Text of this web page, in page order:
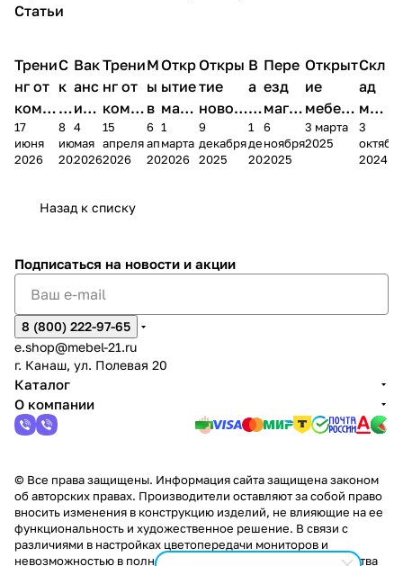
Статьи
Трени
нг от
комп
ании
Мело
17
июня
2026
С
к
и
д
к
2
8
июня
2026
Вак
анс
ия в
Чеб
окс
4
мая
2026
Трени
нг от
комп
ании
Мело
15
апреля
2026
М
ы
в
М
А
6
апреля
2026
Откр
ытие
мага
зина
в
1
марта
2026
Откры
тие
новог
о
магаз
9
декабря
2025
В
а
к
а
н
1
декабря
2025
Пере
езд
магаз
ина в
г.
6
ноября
2025
Открыт
ие
мебель
ного
салона
3 марта
2025
Скл
ад
меб
ели
пер
3
2024
Назад к списку
Подписаться на новости и акции
8 (800) 222-97-65
e.shop@mebel-21.ru
г. Канаш, ул. Полевая 20
Каталог
О компании
© Все права защищены. Информация сайта защищена законом
об авторских правах. Производители оставляют за собой право
вносить изменения в конструкцию изделий, не влияющие на ее
функциональность и художественное решение. В связи с
различиями в настройках цветопередачи мониторов и
невозможностью в полной мере передать некоторые свойства